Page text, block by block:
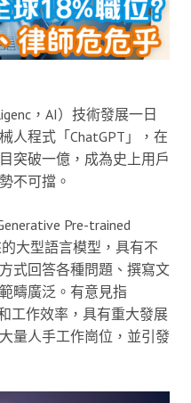
，AI）技術發展一日
人程式「ChatGPT」，在
突破一億，成為史上用戶
不可擋。
Pre-trained
大型語言模型，具有不
式回答各種問題、撰寫文
疇廣泛。有意見指
工作效率，具有重大發展
量人手工作崗位，並引發